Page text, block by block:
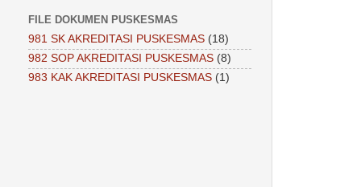
FILE DOKUMEN PUSKESMAS
981 SK AKREDITASI PUSKESMAS (18)
982 SOP AKREDITASI PUSKESMAS (8)
983 KAK AKREDITASI PUSKESMAS (1)